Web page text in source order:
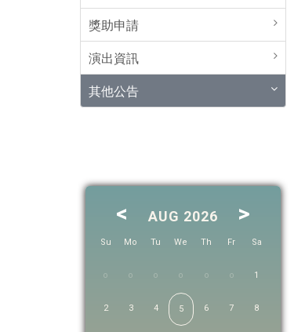
獎助申請
演出資訊
其他公告
< AUG 2026 >
Su Mo Tu We Th Fr Sa
1
2 3 4 5 6 7 8